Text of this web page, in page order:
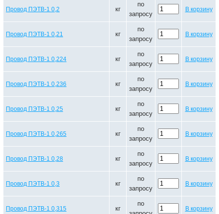
Провод ПЭТВ-1 0,2 кг
по
запросу
В корзину
Провод ПЭТВ-1 0,21 кг
по
запросу
В корзину
Провод ПЭТВ-1 0,224 кг
по
запросу
В корзину
Провод ПЭТВ-1 0,236 кг
по
запросу
В корзину
Провод ПЭТВ-1 0,25 кг
по
запросу
В корзину
Провод ПЭТВ-1 0,265 кг
по
запросу
В корзину
Провод ПЭТВ-1 0,28 кг
по
запросу
В корзину
Провод ПЭТВ-1 0,3 кг
по
запросу
В корзину
Провод ПЭТВ-1 0,315 кг
по
В корзину